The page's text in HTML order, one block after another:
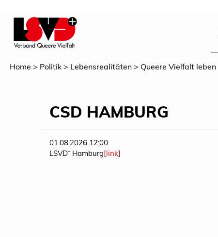
Home Politik Lebensrealitäten Queere Vielfalt leben
CSD HAMBURG
01.08.2026 12:00
LSVD⁺ Hamburg[link]